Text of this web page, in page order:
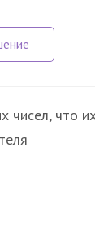
чисел, что